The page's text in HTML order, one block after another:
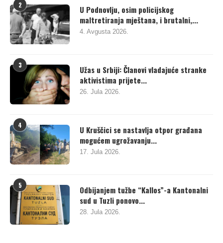
2
U Podnovlju, osim policijskog
maltretiranja mještana, i brutalni,...
4. Avgusta 2026.
3
Užas u Srbiji: Članovi vladajuće stranke
aktivistima prijete...
26. Jula 2026.
4
U Kruščici se nastavlja otpor građana
mogućem ugrožavanju...
17. Jula 2026.
5
Odbijanjem tužbe “Kallos”-a Kantonalni
sud u Tuzli ponovo...
28. Jula 2026.